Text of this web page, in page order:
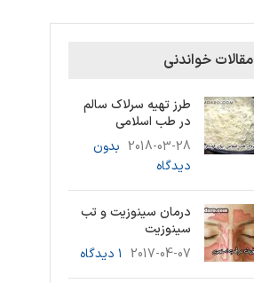
مقالات خواندنی
طرز تهیه سرلاک سالم
در طب اسلامی
2018-03-28 بدون
دیدگاه
درمان سینوزیت و تب
سینوزیت
2017-04-07 ۱ دیدگاه